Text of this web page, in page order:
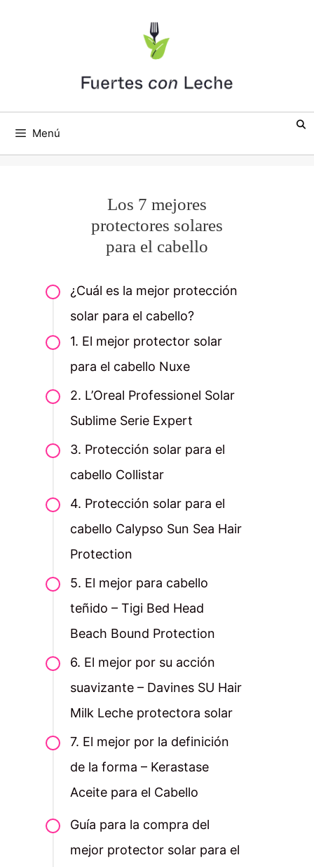
Menú
Los 7 mejores
protectores solares
para el cabello
¿Cuál es la mejor protección
solar para el cabello?
1. El mejor protector solar
para el cabello Nuxe
2. L’Oreal Professionel Solar
Sublime Serie Expert
3. Protección solar para el
cabello Collistar
4. Protección solar para el
cabello Calypso Sun Sea Hair
Protection
5. El mejor para cabello
teñido – Tigi Bed Head
Beach Bound Protection
6. El mejor por su acción
suavizante – Davines SU Hair
Milk Leche protectora solar
7. El mejor por la definición
de la forma – Kerastase
Aceite para el Cabello
Guía para la compra del
mejor protector solar para el